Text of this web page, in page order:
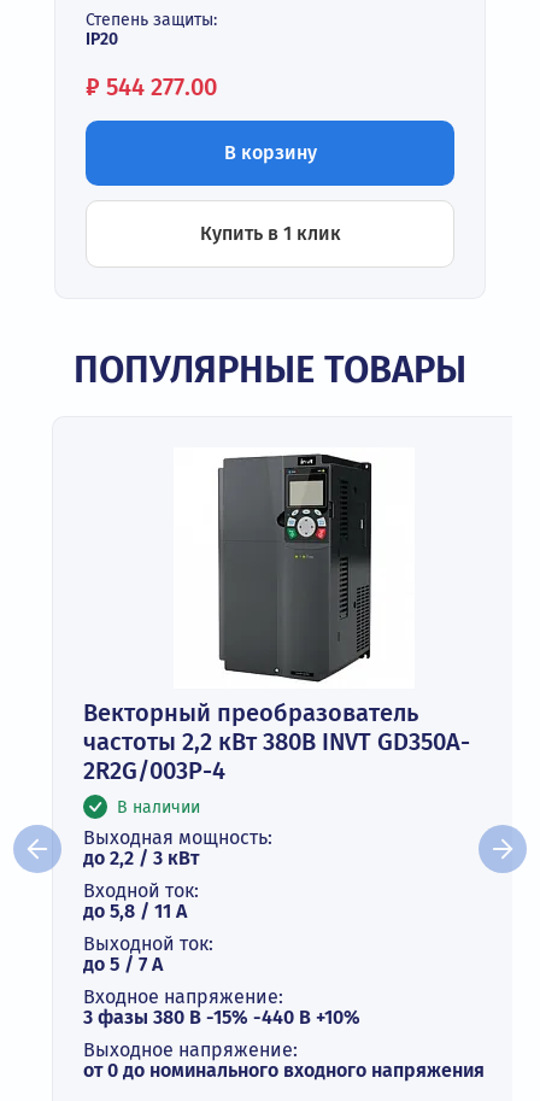
Степень защиты:
IP20
Цена:
₽ 544 277.00
В корзину
Купить в 1 клик
ПОПУЛЯРНЫЕ ТОВАРЫ
Векторный преобразователь
частоты 2,2 кВт 380В INVT GD350A-
2R2G/003P-4
В наличии
Выходная мощность:
до 2,2 / 3 кВт
Входной ток:
до 5,8 / 11 А
Выходной ток:
до 5 / 7 A
Входное напряжение:
3 фазы 380 В -15% -440 В +10%
Выходное напряжение:
от 0 до номинального входного напряжения